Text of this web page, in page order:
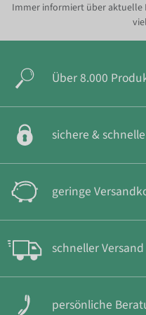
Immer informiert über aktuelle
Über 8.000
sichere &
geringe
schneller Versand
persönliche